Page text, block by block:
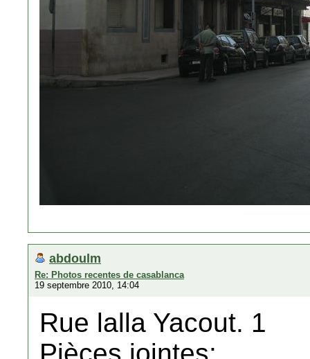
abdoulm
Re: Photos recentes de casablanca
19 septembre 2010, 14:04
Rue lalla Yacout. 1